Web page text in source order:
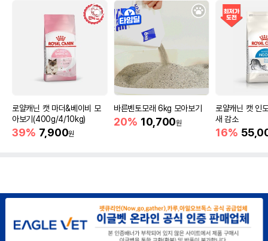
로얄캐닌 캣 마더&베이비 모
아보기(400g/4/10kg)
39% 7,900원
바른벤토모래 6kg 모아보기
20% 10,700원
로얄캐닌 캣 인
새 감소
16%